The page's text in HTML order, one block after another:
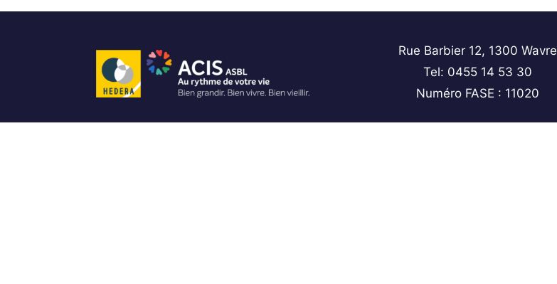
Rue Barbier 12, 1300 Wavre
Tel: 0455 14 53 30
Numéro FASE : 11020